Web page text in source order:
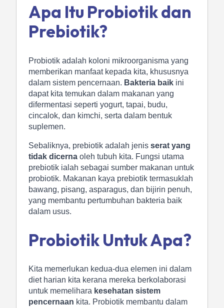
Apa Itu Probiotik dan
Prebiotik?
Probiotik adalah koloni mikroorganisma yang
memberikan manfaat kepada kita, khususnya
dalam sistem pencernaan. Bakteria baik ini
dapat kita temukan dalam makanan yang
difermentasi seperti yogurt, tapai, budu,
cincalok, dan kimchi, serta dalam bentuk
suplemen.
Sebaliknya, prebiotik adalah jenis serat yang
tidak dicerna oleh tubuh kita. Fungsi utama
prebiotik ialah sebagai sumber makanan untuk
probiotik. Makanan kaya prebiotik termasuklah
bawang, pisang, asparagus, dan bijirin penuh,
yang membantu pertumbuhan bakteria baik
dalam usus.
Probiotik Untuk Apa?
Kita memerlukan kedua-dua elemen ini dalam
diet harian kita kerana mereka berkolaborasi
untuk memelihara kesehatan sistem
pencernaan kita. Probiotik membantu dalam